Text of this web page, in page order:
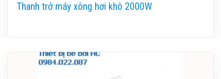
Thanh trở máy xông hơi khô 2000W